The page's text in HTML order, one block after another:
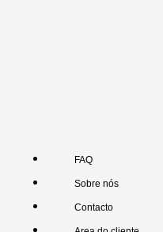
FAQ
Sobre nós
Contacto